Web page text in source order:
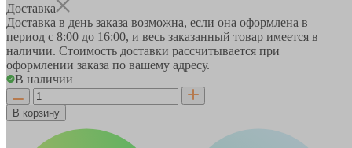
Доставка
Доставка в день заказа возможна, если она оформлена в
период с 8:00 до 16:00, и весь заказанный товар имеется в
наличии. Стоимость доставки рассчитывается при
оформлении заказа по вашему адресу.
В наличии
В корзину